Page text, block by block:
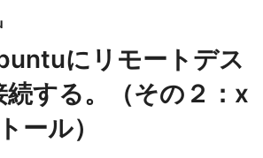
にリモートデス
続する。（その２：x
ール）